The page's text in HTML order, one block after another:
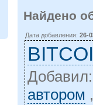
Найдено
Дата добавления:26-
автором